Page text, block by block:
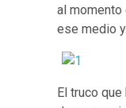
al momento
ese medio
El truco